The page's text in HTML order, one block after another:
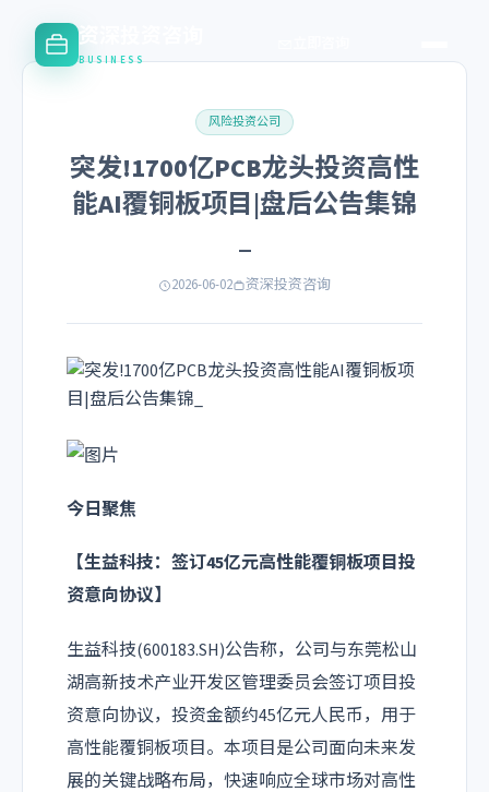
资深投资咨询
BUSINESS
风险投资公司
突发!1700亿PCB龙头投资高性
能AI覆铜板项目|盘后公告集锦
_
2026-06-02 资深投资咨询
今日聚焦
【生益科技：签订45亿元高性能覆铜板项目投
资意向协议】
生益科技(600183.SH)公告称，公司与东莞松山
湖高新技术产业开发区管理委员会签订项目投
资意向协议，投资金额约45亿元人民币，用于
高性能覆铜板项目。本项目是公司面向未来发
展的关键战略布局，快速响应全球市场对高性